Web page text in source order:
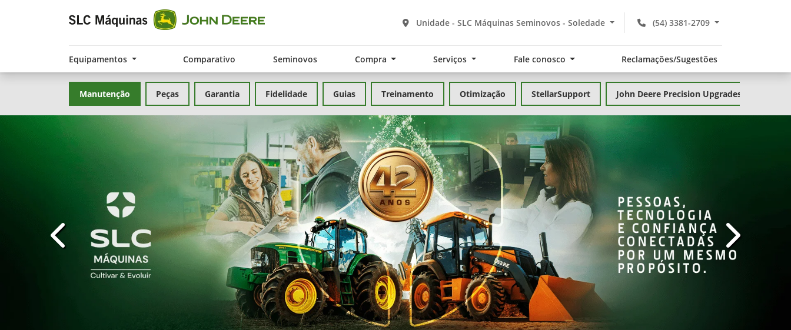
(54) 3381-2709
Unidade - SLC Máquinas Seminovos - Soledade
Equipamentos Comparativo Seminovos Compra Serviços Fale conosco Reclamações/Sugestões
Manutenção Peças Garantia Fidelidade Guias Treinamento Otimização StellarSupport John Deere Precision Upgrades
templates.template-01.components.carousel.texts.control_prev